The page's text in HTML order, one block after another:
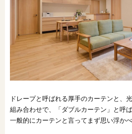
ドレープと呼ばれる厚手のカーテンと、
組み合わせで、「ダブルカーテン」と呼
一般的にカーテンと言ってまず思い浮か